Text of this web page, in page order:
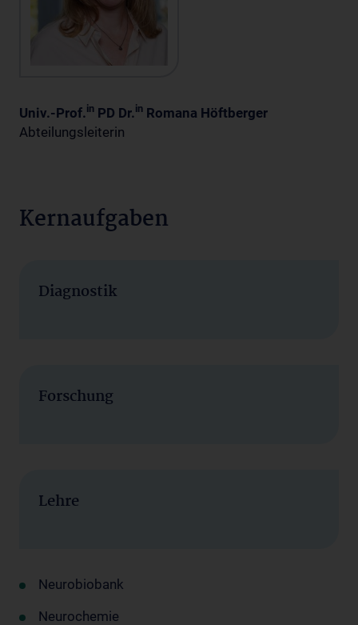
Univ.-Prof.in PD Dr.in Romana Höftberger
Abteilungsleiterin
Kernaufgaben
Diagnostik
Forschung
Lehre
Neurobiobank
Neurochemie